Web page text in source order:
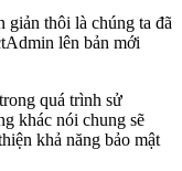
giản thôi là chúng ta đã
lên bản mới
quá trình sử
khác nói chung sẽ
khả năng bảo mật